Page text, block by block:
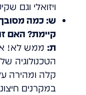
ויזואלי וגם
ש: כמה
קיימת? האם
ת: ממש לא!
הטכנולוגיה
קלה ומהירה
במקרנים